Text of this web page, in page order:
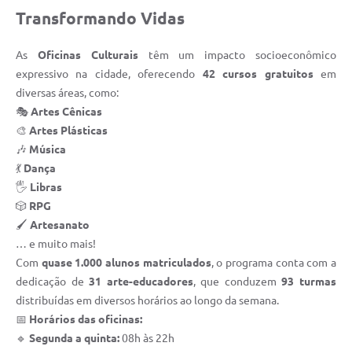
Transformando Vidas
As Oficinas Culturaistêm um impacto socioeconômico
expressivo na cidade, oferecendo 42 cursos gratuitosem
diversas áreas, como:
🎭Artes Cênicas
🎨 Artes Plásticas
🎶 Música
💃 Dança
🖐️ Libras
🎲 RPG
🖌️ Artesanato
… e muito mais!
Com quase 1.000 alunos matriculados, o programa conta com a
dedicação de31 arte-educadores, que conduzem93 turmas
distribuídas em diversos horários ao longo da semana.
📅 Horários das oficinas:
🔹 Segunda a quinta:08h às 22h